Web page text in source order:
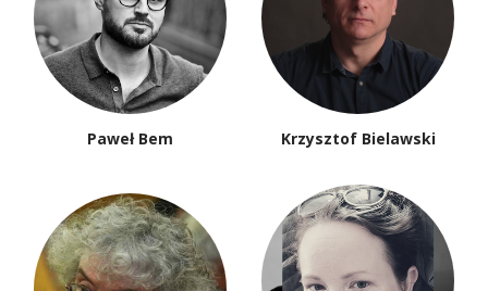
Paweł Bem Krzysztof Bielawski